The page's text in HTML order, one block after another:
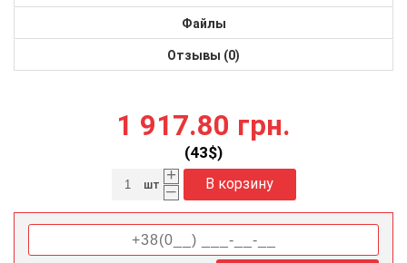
Файлы
Отзывы (0)
1 917.80 грн.
(43$)
+
–
В корзину
шт